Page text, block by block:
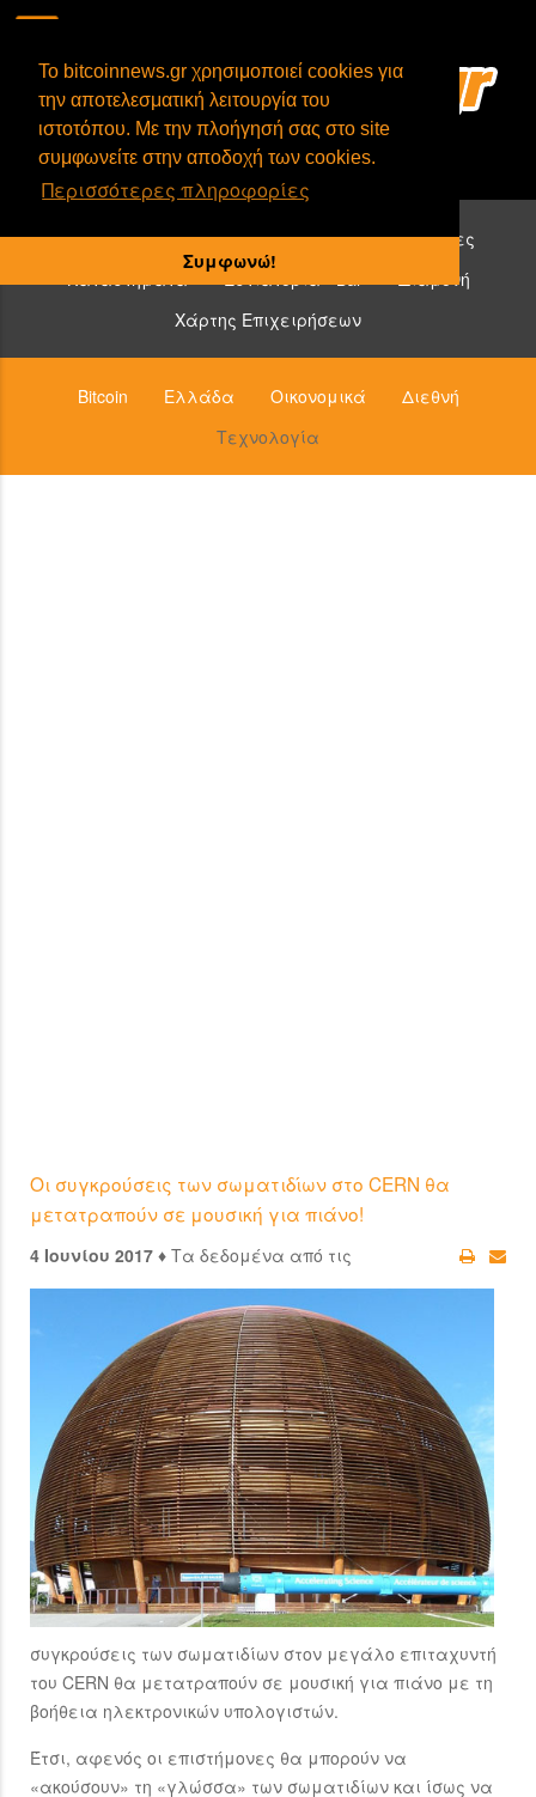
To bitcoinnews.gr χρησιμοποιεί cookies για
την αποτελεσματική λειτουργία του
ιστοτόπου. Με την πλοήγησή σας στο site
συμφωνείτε στην αποδοχή των cookies.
Περισσότερες πληροφορίες
Συμφωνώ!
Επιχειρήσεις που δέχονται bitcoin:
Υπηρεσίες
Καταστήματα
Εστιατόρια - Bar
Διαμονή
Χάρτης Επιχειρήσεων
Bitcoin Ελλάδα Οικονομικά
Διεθνή
Τεχνολογία
Οι συγκρούσεις των σωματιδίων στο CERN θα
μετατραπούν σε μουσική για πιάνο!
4 Ιουνίου 2017 ♦ Τα δεδομένα από τις
συγκρούσεις των σωματιδίων στον μεγάλο επιταχυντή
του CERN θα μετατραπούν σε μουσική για πιάνο με τη
βοήθεια ηλεκτρονικών υπολογιστών.
Έτσι, αφενός οι επιστήμονες θα μπορούν να
«ακούσουν» τη «γλώσσα» των σωματιδίων και ίσως να